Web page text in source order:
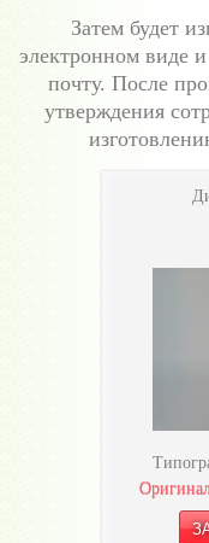
Затем будет
электронном виде
почту. После
утверждения